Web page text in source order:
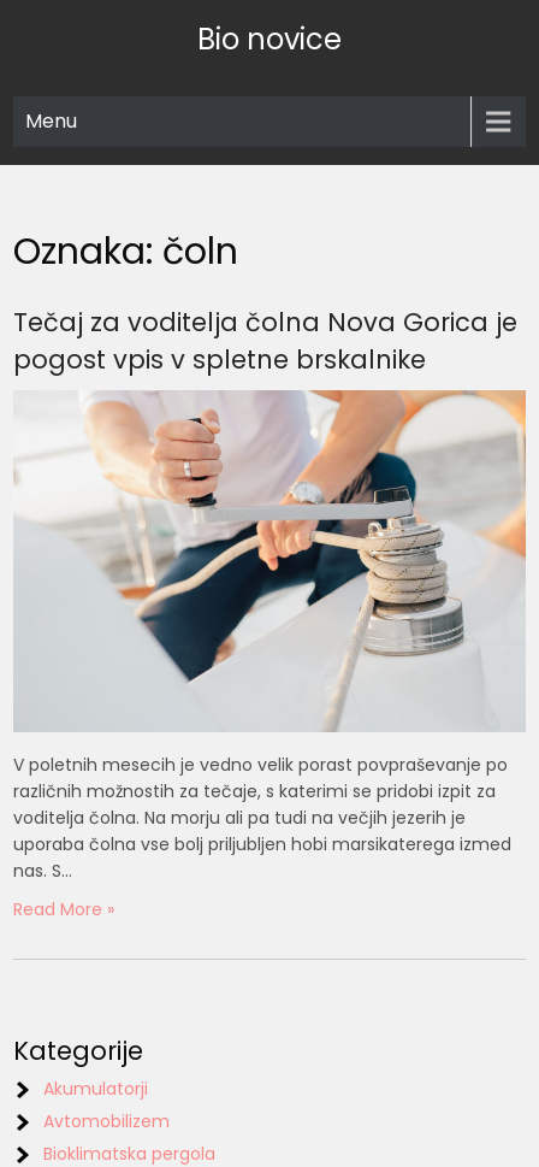
Bio novice
Menu
Oznaka: čoln
Tečaj za voditelja čolna Nova Gorica je
pogost vpis v spletne brskalnike
V poletnih mesecih je vedno velik porast povpraševanje po
različnih možnostih za tečaje, s katerimi se pridobi izpit za
voditelja čolna. Na morju ali pa tudi na večjih jezerih je
uporaba čolna vse bolj priljubljen hobi marsikaterega izmed
nas. S…
Read More »
Kategorije
Akumulatorji
Avtomobilizem
Bioklimatska pergola